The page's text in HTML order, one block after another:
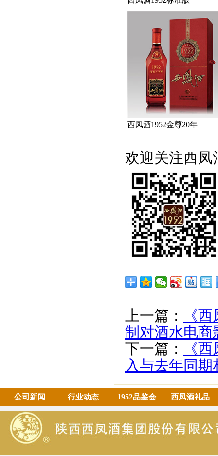
西凤酒1952金尊20年
欢迎关注西凤
上一篇：
《
制对酒水电商
下一篇：
《
入与去年同期
公司新闻 行业动态 1952品鉴会 西凤酒礼品